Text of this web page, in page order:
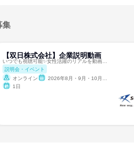
集
【双日株式会社】企業説明動画
説明会・イベント
オンライン
2026年8月・9月・10月・11月・12月
1日